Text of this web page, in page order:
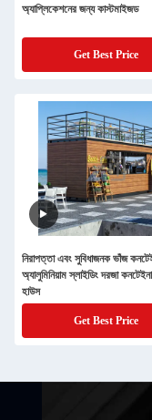
অ্যাপ্লিকেশনের জন্য কাস্টমাইজড
Get Best Price
নিরাপত্তা এবং সুবিধাজনক ভাঁজ
অ্যালুমিনিয়াম স্লাইডিং দরজা
হাউস
Get Best Price